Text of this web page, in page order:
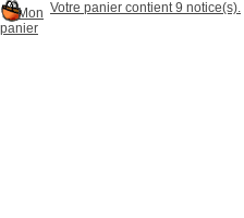
Mon
panier
Votre panier contient 9 notice(s).